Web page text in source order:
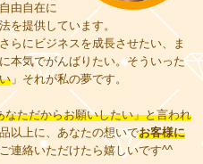
由自在に
を提供しています。
らにビジネスを成長させたい、ま
本気でがんばりたい。そういった
」 それが私の夢です。
なただからお願いしたい」と言われ
以上に、あなたの想いでお客様に
連絡いただけたら嬉しいです^^